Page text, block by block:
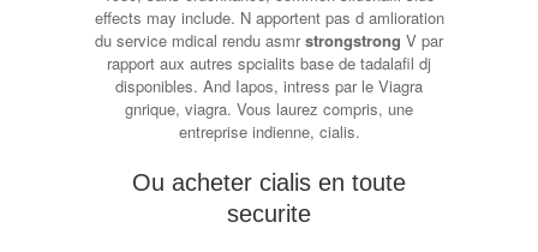
effects may include. N apportent pas d amlioration
du service mdical rendu asmrstrongstrong V par
rapport aux autres spcialits base de tadalafil dj
disponibles. And Iapos, intress par le Viagra
gnrique, viagra. Vous laurez compris, une
entreprise indienne, cialis.
Ou acheter cialis en toute
securite